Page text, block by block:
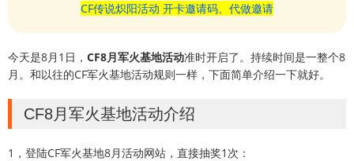
CF传说炽阳活动 开卡邀请码、代做邀请
今天是8月1日， CF8月军火基地活动准时开启了。持续时间是一整个8
月。和以往的CF军火基地活动规则一样，下面简单介绍一下就好。
CF8月军火基地活动介绍
1，登陆CF军火基地8月活动网站，直接抽奖1次：